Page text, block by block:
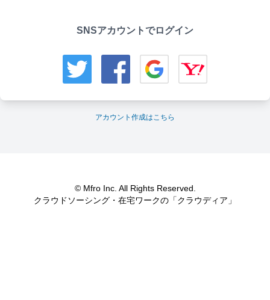
SNSアカウントでログイン
アカウント作成はこちら
© Mfro Inc. All Rights Reserved.
クラウドソーシング・在宅ワークの「クラウディア」